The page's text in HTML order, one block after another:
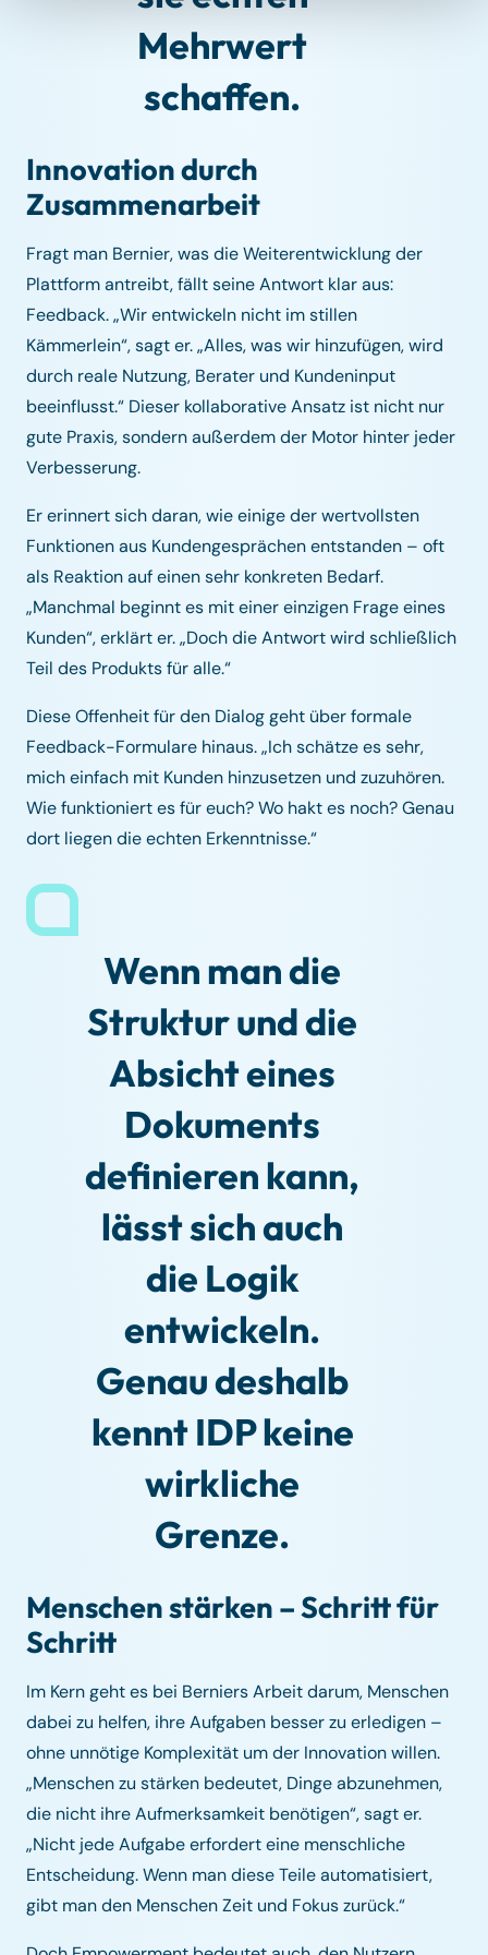
Mehrwert
schaffen.
Innovation durch
Zusammenarbeit
Fragt man Bernier, was die Weiterentwicklung der
Plattform antreibt, fällt seine Antwort klar aus:
Feedback. „Wir entwickeln nicht im stillen
Kämmerlein“, sagt er. „Alles, was wir hinzufügen, wird
durch reale Nutzung, Berater und Kundeninput
beeinflusst.“ Dieser kollaborative Ansatz ist nicht nur
gute Praxis, sondern außerdem der Motor hinter jeder
Verbesserung.
Er erinnert sich daran, wie einige der wertvollsten
Funktionen aus Kundengesprächen entstanden – oft
als Reaktion auf einen sehr konkreten Bedarf.
„Manchmal beginnt es mit einer einzigen Frage eines
Kunden“, erklärt er. „Doch die Antwort wird schließlich
Teil des Produkts für alle.“
Diese Offenheit für den Dialog geht über formale
Feedback-Formulare hinaus. „Ich schätze es sehr,
mich einfach mit Kunden hinzusetzen und zuzuhören.
Wie funktioniert es für euch? Wo hakt es noch? Genau
dort liegen die echten Erkenntnisse.“
Wenn man die
Struktur und die
Absicht eines
Dokuments
definieren kann,
lässt sich auch
die Logik
entwickeln.
Genau deshalb
kennt IDP keine
wirkliche
Grenze.
Menschen stärken – Schritt für
Schritt
Im Kern geht es bei Berniers Arbeit darum, Menschen
dabei zu helfen, ihre Aufgaben besser zu erledigen –
ohne unnötige Komplexität um der Innovation willen.
„Menschen zu stärken bedeutet, Dinge abzunehmen,
die nicht ihre Aufmerksamkeit benötigen“, sagt er.
„Nicht jede Aufgabe erfordert eine menschliche
Entscheidung. Wenn man diese Teile automatisiert,
gibt man den Menschen Zeit und Fokus zurück.“